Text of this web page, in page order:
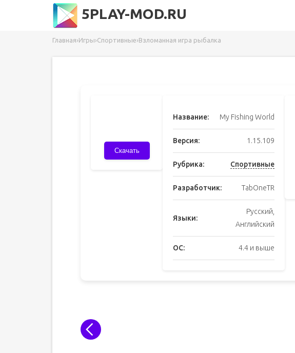
5PLAY-MOD.RU
Главная›Игры›Спортивные›Взломанная игра рыбалка
Скачать
Название: My Fishing World
Версия: 1.15.109
Рубрика: Спортивные
Разработчик: TabOneTR
Языки:
Русский,
Английский
ОС: 4.4 и выше